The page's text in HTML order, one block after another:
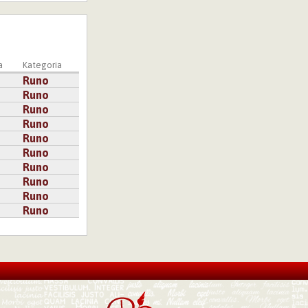
on paras kun
laittaa
mutta
Kategoria
Runo
Runo
Runo
Runo
Runo
Runo
Runo
Runo
Runo
Runo